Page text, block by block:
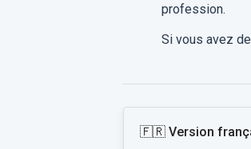
profession.
Si vous avez
🇫🇷 Version